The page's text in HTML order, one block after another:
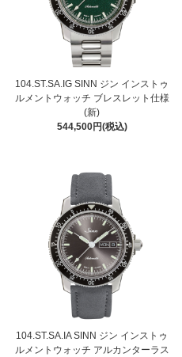
104.ST.SA.IG SINN ジン インストゥ
ルメントウォッチ ブレスレット仕様
(新)
544,500円(税込)
104.ST.SA.IA SINN ジン インストゥ
ルメントウォッチ アルカンターラス